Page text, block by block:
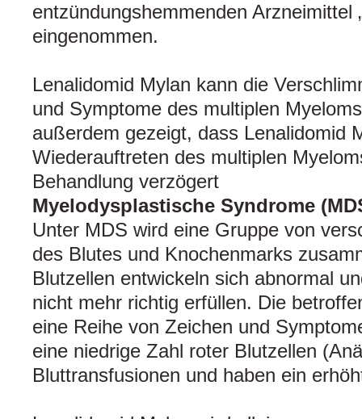
entzündungshemmenden Arzneimittel
eingenommen.
Lenalidomid Mylan kann die
und Symptome des multiplen
außerdem gezeigt, dass Lenalidomid
Wiederauftreten des multiplen
Behandlung verzögert
Myelodysplastische Syndrome
Unter MDS wird eine Gruppe von
des Blutes und Knochenmarks
Blutzellen entwickeln sich abnormal
nicht mehr richtig erfüllen. Die
eine Reihe von Zeichen und
eine niedrige Zahl roter Blutzellen
Bluttransfusionen und haben ein